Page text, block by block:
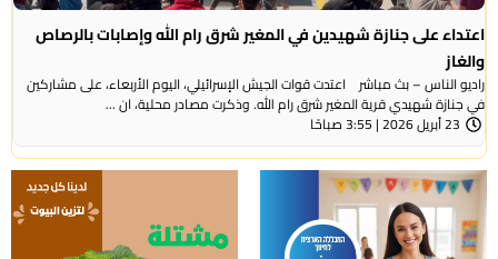
اعتداء على جنازة شهيدين في المغير شرق رام الله وإصابات بالرصاص
والغاز
راديو الناس – بث مباشر اعتدت قوات الجيش الإسرائيلي، اليوم الأربعاء، على مشاركين
في جنازة شهيدي قرية المغير شرق رام الله. وذكرت مصادر محلية، ان ...
23 أبريل 2026 | 3:55 صباحًا